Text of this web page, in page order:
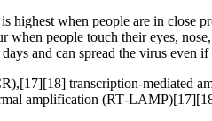
highest when people are in close
people touch their eyes,
and can spread the virus even
transcription-mediated
amplification